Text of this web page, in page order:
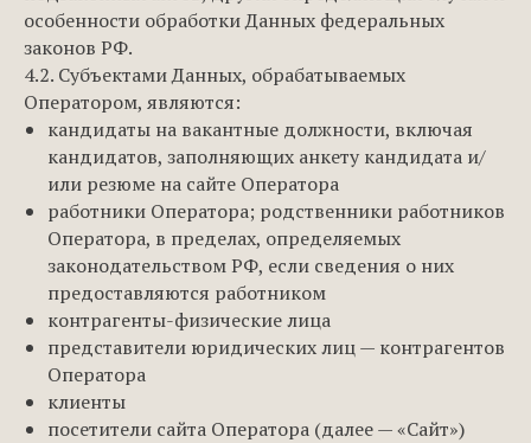
особенности обработки Данных федеральных
законов РФ.
4.2. Субъектами Данных, обрабатываемых
Оператором, являются:
кандидаты на вакантные должности, включая
кандидатов, заполняющих анкету кандидата и/
или резюме на сайте Оператора
работники Оператора; родственники работников
Оператора, в пределах, определяемых
законодательством РФ, если сведения о них
предоставляются работником
контрагенты-физические лица
представители юридических лиц — контрагентов
Оператора
клиенты
посетители сайта Оператора (далее — «Сайт»)